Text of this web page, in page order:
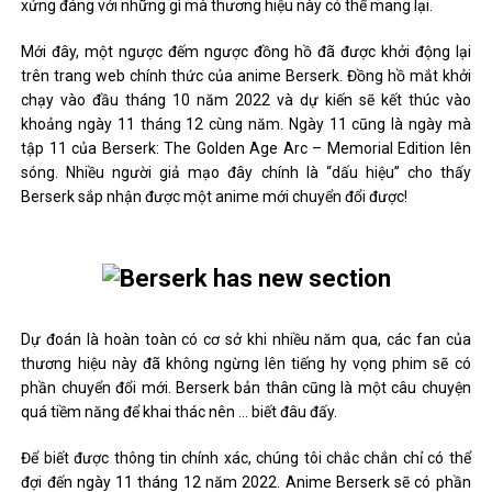
xứng đáng với những gì mà thương hiệu này có thể mang lại.
Mới đây, một ngược đếm ngược đồng hồ đã được khởi động lại
trên trang web chính thức của anime Berserk. Đồng hồ mắt khởi
chạy vào đầu tháng 10 năm 2022 và dự kiến ​​sẽ kết thúc vào
khoảng ngày 11 tháng 12 cùng năm. Ngày 11 cũng là ngày mà
tập 11 của Berserk: The Golden Age Arc – Memorial Edition lên
sóng. Nhiều người giả mạo đây chính là “dấu hiệu” cho thấy
Berserk sắp nhận được một anime mới chuyển đổi được!
Dự đoán là hoàn toàn có cơ sở khi nhiều năm qua, các fan của
thương hiệu này đã không ngừng lên tiếng hy vọng phim sẽ có
phần chuyển đổi mới. Berserk bản thân cũng là một câu chuyện
quá tiềm năng để khai thác nên … biết đâu đấy.
Để biết được thông tin chính xác, chúng tôi chắc chắn chỉ có thể
đợi đến ngày 11 tháng 12 năm 2022. Anime Berserk sẽ có phần